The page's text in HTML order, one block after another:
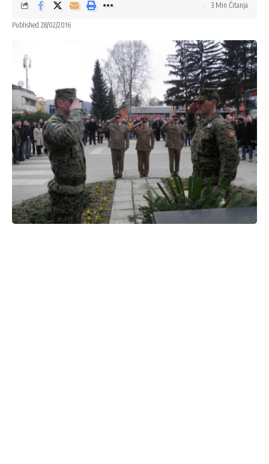
Published 28/02/2016
3 Min Čitanja